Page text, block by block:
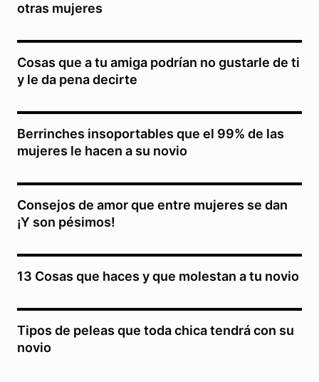
otras mujeres
Cosas que a tu amiga podrían no gustarle de ti
y le da pena decirte
Berrinches insoportables que el 99% de las
mujeres le hacen a su novio
Consejos de amor que entre mujeres se dan
¡Y son pésimos!
13 Cosas que haces y que molestan a tu novio
Tipos de peleas que toda chica tendrá con su
novio